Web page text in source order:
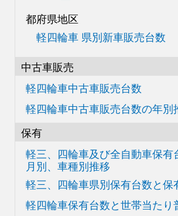
都府県地区
軽四輪車 県別新車販売台数
中古車販売
軽四輪車中古車販売台数
軽四輪車中古車販売台数の年別
保有
軽三、四輪車及び全自動車保有
月別、車種別推移
軽三、四輪車県別保有台数と保
軽四輪車保有台数と世帯当たり